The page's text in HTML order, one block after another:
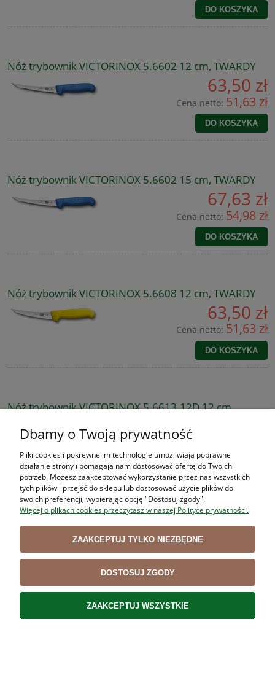
DO KOSZYKA
Nóż trybownik VICTORINOX 5.6602 12 cm, TWARDY
63,50 zł
Cena netto: 51,63 zł
DO KOSZYKA
Nóż trybownik VICTORINOX 5.6602 15 cm, TWARDY
67,63 zł
Cena netto: 54,98 zł
DO KOSZYKA
Nóż trybownik VICTORINOX 5.6608 12 cm, TWARDY
63,50 zł
Cena netto: 51,63 zł
DO KOSZYKA
Nóż trybownik VICTORINOX 5.6613.12D 12 cm,
elastyczny DUAL GRIP
63,50 zł
Cena netto:51,63 zł
DO KOSZYKA
Nóż trybownik VICTORINOX 5.6613.15D 15 cm,
elastyczny DUAL GRIP
69,22 zł
Dbamy o Twoją prywatność
Pliki cookies i pokrewne im technologie umożliwiają poprawne
działanie strony i pomagają nam dostosować ofertę do Twoich
potrzeb. Możesz zaakceptować wykorzystanie przez nas wszystkich
tych plików i przejść do sklepu lub dostosować użycie plików do
swoich preferencji, wybierając opcję "Dostosuj zgody".
Więcej o plikach cookies przeczytasz w naszej Polityce prywatności.
ZAAKCEPTUJ TYLKO NIEZBĘDNE
DOSTOSUJ ZGODY
ZAAKCEPTUJ WSZYSTKIE